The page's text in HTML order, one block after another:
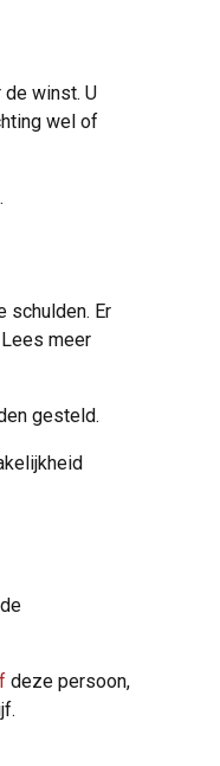
de winst. U
wel of
.
schulden. Er
meer
gesteld.
deze persoon,